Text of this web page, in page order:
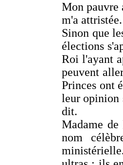
Mon pauvre
m'a
Sinon que
élections
Roi l'ayant
peuvent
Princes ont
leur opinion
dit.
Madame
nom